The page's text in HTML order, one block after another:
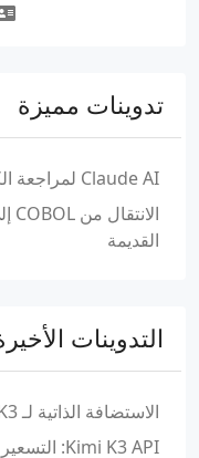
تدوينات مميزة
Claude AI لمراجعة الكود - دليل المطور لعام 2026
القديمة
التدوينات
الاستضافة الذاتية لـ Kimi K3: العتاد والتكلفة والسيادة
Kimi K3 API: التسعير والتكامل والمقايضات